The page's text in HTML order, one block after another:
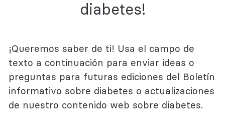
diabetes!
¡Queremos saber de ti! Usa el campo de
texto a continuación para enviar ideas o
preguntas para futuras ediciones del Boletín
informativo sobre diabetes o actualizaciones
de nuestro contenido web sobre diabetes.